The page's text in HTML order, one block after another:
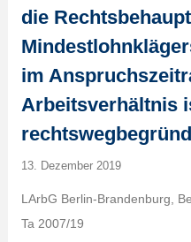
die
im
Arbeitsverhältnis
13. Dezember 2019
LArbG Berlin-Brandenburg,
Ta 2007/19